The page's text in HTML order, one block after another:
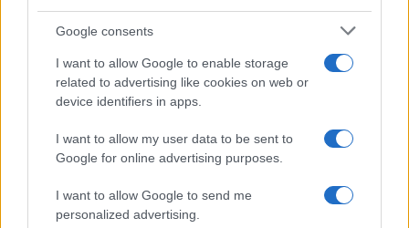
Google consents
I want to allow Google to enable storage
related to advertising like cookies on web or
device identifiers in apps.
I want to allow my user data to be sent to
Google for online advertising purposes.
I want to allow Google to send me
personalized advertising.
©2026 - rifaidate.it - p.iva 03338800984 Pubblicità